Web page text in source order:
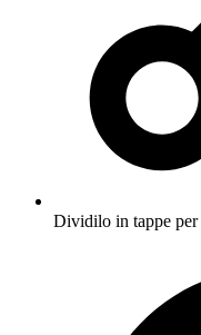
Dividilo in tappe per